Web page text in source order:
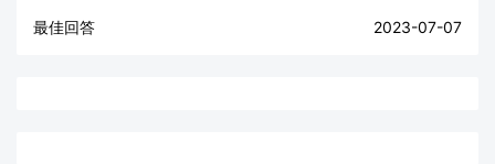
最佳回答 2023-07-07